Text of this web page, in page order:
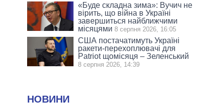
«Буде складна зима»: Вучич не
вірить, що війна в Україні
завершиться найближчими
місяцями 8 серпня 2026, 16:05
США постачатимуть Україні
ракети-перехоплювачі для
Patriot щомісяця – Зеленський
8 серпня 2026, 14:39
НОВИНИ